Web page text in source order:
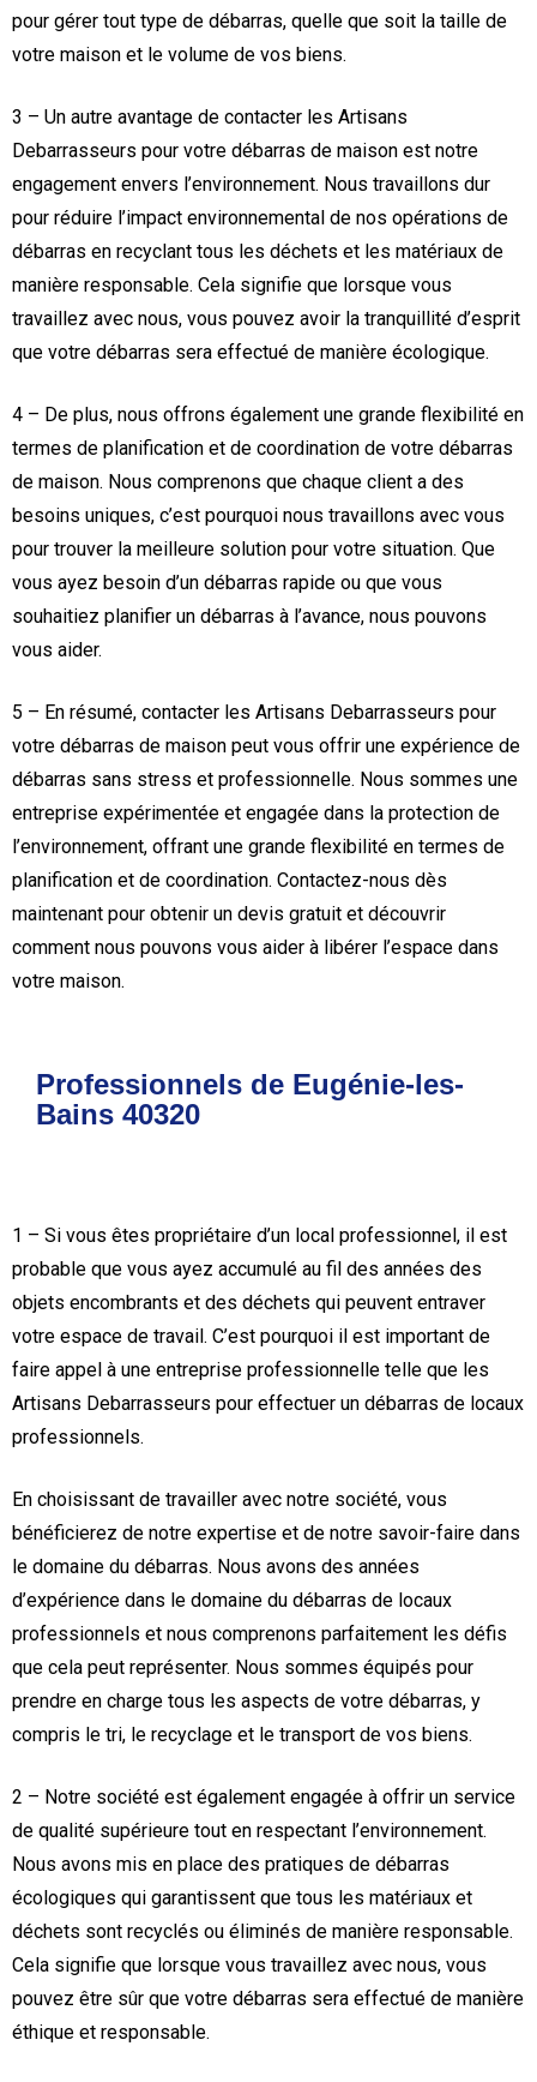
pour gérer tout type de débarras, quelle que soit la taille de
votre maison et le volume de vos biens.
3 – Un autre avantage de contacter les Artisans
Debarrasseurs pour votre débarras de maison est notre
engagement envers l’environnement. Nous travaillons dur
pour réduire l’impact environnemental de nos opérations de
débarras en recyclant tous les déchets et les matériaux de
manière responsable. Cela signifie que lorsque vous
travaillez avec nous, vous pouvez avoir la tranquillité d’esprit
que votre débarras sera effectué de manière écologique.
4 – De plus, nous offrons également une grande flexibilité en
termes de planification et de coordination de votre débarras
de maison. Nous comprenons que chaque client a des
besoins uniques, c’est pourquoi nous travaillons avec vous
pour trouver la meilleure solution pour votre situation. Que
vous ayez besoin d’un débarras rapide ou que vous
souhaitiez planifier un débarras à l’avance, nous pouvons
vous aider.
5 – En résumé, contacter les Artisans Debarrasseurs pour
votre débarras de maison peut vous offrir une expérience de
débarras sans stress et professionnelle. Nous sommes une
entreprise expérimentée et engagée dans la protection de
l’environnement, offrant une grande flexibilité en termes de
planification et de coordination. Contactez-nous dès
maintenant pour obtenir un devis gratuit et découvrir
comment nous pouvons vous aider à libérer l’espace dans
votre maison.
Professionnels de Eugénie-les-
Bains 40320
1 – Si vous êtes propriétaire d’un local professionnel, il est
probable que vous ayez accumulé au fil des années des
objets encombrants et des déchets qui peuvent entraver
votre espace de travail. C’est pourquoi il est important de
faire appel à une entreprise professionnelle telle que les
Artisans Debarrasseurs pour effectuer un débarras de locaux
professionnels.
En choisissant de travailler avec notre société, vous
bénéficierez de notre expertise et de notre savoir-faire dans
le domaine du débarras. Nous avons des années
d’expérience dans le domaine du débarras de locaux
professionnels et nous comprenons parfaitement les défis
que cela peut représenter. Nous sommes équipés pour
prendre en charge tous les aspects de votre débarras, y
compris le tri, le recyclage et le transport de vos biens.
2 – Notre société est également engagée à offrir un service
de qualité supérieure tout en respectant l’environnement.
Nous avons mis en place des pratiques de débarras
écologiques qui garantissent que tous les matériaux et
déchets sont recyclés ou éliminés de manière responsable.
Cela signifie que lorsque vous travaillez avec nous, vous
pouvez être sûr que votre débarras sera effectué de manière
éthique et responsable.